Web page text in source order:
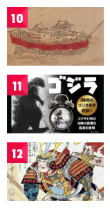
10
11
12